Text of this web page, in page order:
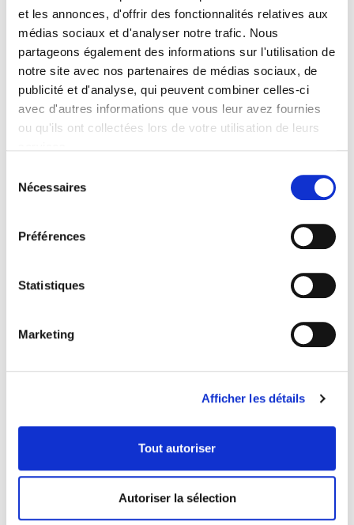
et les annonces, d'offrir des fonctionnalités relatives aux
médias sociaux et d'analyser notre trafic. Nous
partageons également des informations sur l'utilisation de
notre site avec nos partenaires de médias sociaux, de
publicité et d'analyse, qui peuvent combiner celles-ci
avec d'autres informations que vous leur avez fournies
ou qu'ils ont collectées lors de votre utilisation de leurs
Nécessaires
Préférences
Statistiques
Marketing
Afficher les détails
Tout autoriser
Autoriser la sélection
La gestion et la prise en charge des
inscriptions et préinscriptions aux
formations
Qui a accès à vos
personnelles ?
Le personnel strictement habilité de
L’Forme qui traitent des données au nom et
Combien de temps
conservons-nous vos
données ?
L’Forme conserve vos données pendant la durée
nécessaire à l’accomplissement des finalités
susmentionnées ou pour lui permettre de